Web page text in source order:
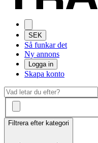
SEK
Så funkar det
Ny annons
Logga in
Skapa konto
Filtrera efter kategori